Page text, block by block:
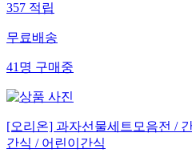
357적립
무료배송
41명구매중
[오리온] 과자선물세트모음전 /
간식 / 어린이간식